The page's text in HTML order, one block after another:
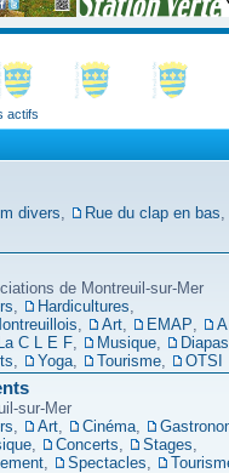
actifs
divers, Rue du clap en bas,
de Montreuil-sur-Mer
, Hardicultures,
, Art, EMAP,
La C L E F, Musique,
, Yoga, Tourisme, OTSI
sur-Mer
, Art, Cinéma,
, Concerts, Stages,
, Spectacles,